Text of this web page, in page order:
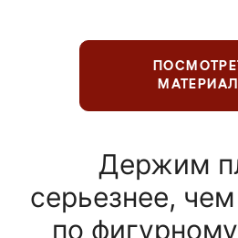
Держим
серьезнее,
по